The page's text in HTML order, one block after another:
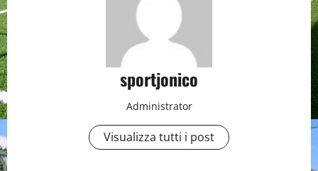
sportjonico
Administrator
Visualizza tutti i post